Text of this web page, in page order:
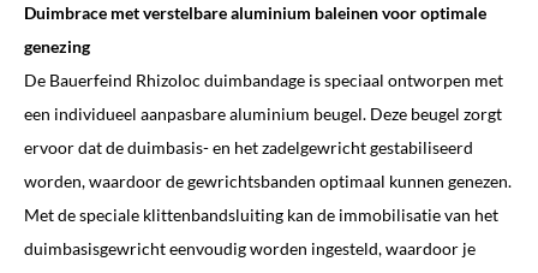
Duimbrace met verstelbare aluminium baleinen voor optimale
genezing
De Bauerfeind Rhizoloc duimbandage is speciaal ontworpen met
een individueel aanpasbare aluminium beugel. Deze beugel zorgt
ervoor dat de duimbasis- en het zadelgewricht gestabiliseerd
worden, waardoor de gewrichtsbanden optimaal kunnen genezen.
Met de speciale klittenbandsluiting kan de immobilisatie van het
duimbasisgewricht eenvoudig worden ingesteld, waardoor je